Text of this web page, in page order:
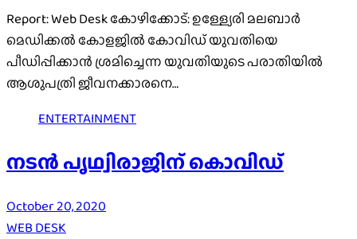
Report: Web Desk കോഴിക്കോട്: ഉള്ള്യേരി മലബാർ
മെഡിക്കൽ കോളജിൽ കോവിഡ് യുവതിയെ
പീഡിപ്പിക്കാൻ ശ്രമിച്ചെന്ന യുവതിയുടെ പരാതിയിൽ
ആശുപത്രി ജീവനക്കാരനെ…
ENTERTAINMENT
നടൻ പൃഥ്വിരാജിന് കൊവിഡ്
October 20, 2020
WEB DESK